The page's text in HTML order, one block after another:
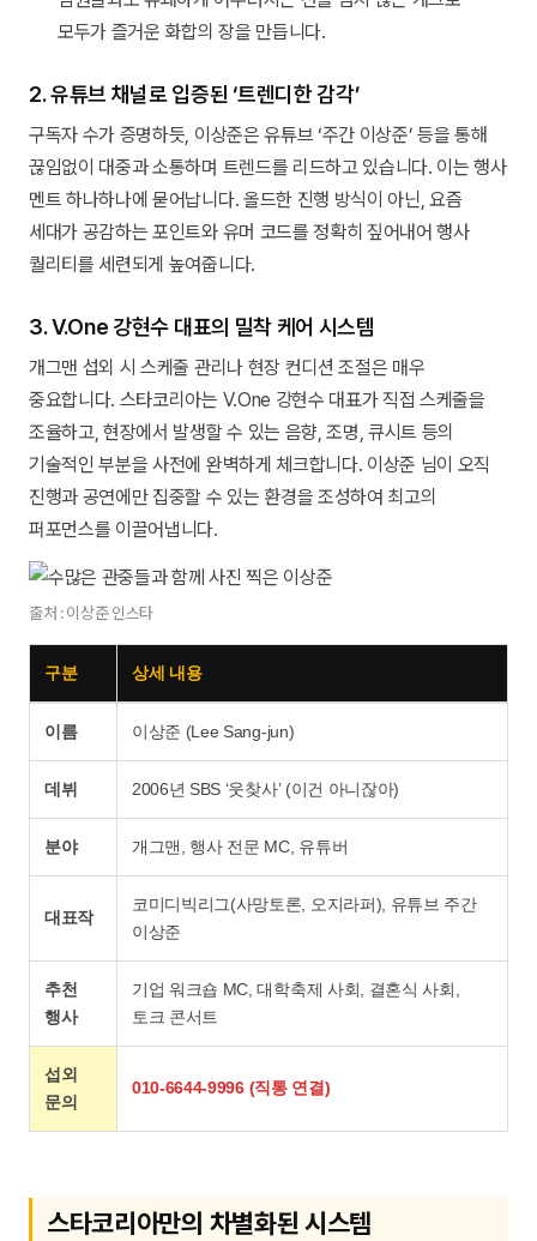
모두가 즐거운 화합의 장을 만듭니다.
2. 유튜브 채널로 입증된 ‘트렌디한 감각’
구독자 수가 증명하듯, 이상준은 유튜브 ‘주간 이상준’ 등을 통해
끊임없이 대중과 소통하며 트렌드를 리드하고 있습니다. 이는 행사
멘트 하나하나에 묻어납니다. 올드한 진행 방식이 아닌, 요즘
세대가 공감하는 포인트와 유머 코드를 정확히 짚어내어 행사
퀄리티를 세련되게 높여줍니다.
3. V.One 강현수 대표의 밀착 케어 시스템
개그맨 섭외 시 스케줄 관리나 현장 컨디션 조절은 매우
중요합니다. 스타코리아는 V.One 강현수 대표가 직접 스케줄을
조율하고, 현장에서 발생할 수 있는 음향, 조명, 큐시트 등의
기술적인 부분을 사전에 완벽하게 체크합니다. 이상준 님이 오직
진행과 공연에만 집중할 수 있는 환경을 조성하여 최고의
퍼포먼스를 이끌어냅니다.
출처 : 이상준 인스타
구분 상세 내용
이름 이상준 (Lee Sang-jun)
데뷔 2006년 SBS ‘웃찾사’ (이건 아니잖아)
분야 개그맨, 행사 전문 MC, 유튜버
대표작
코미디빅리그(사망토론, 오지라퍼), 유튜브 주간
이상준
추천
행사
기업 워크숍 MC, 대학축제 사회, 결혼식 사회,
토크 콘서트
섭외
문의
010-6644-9996 (직통 연결)
스타코리아만의 차별화된 시스템